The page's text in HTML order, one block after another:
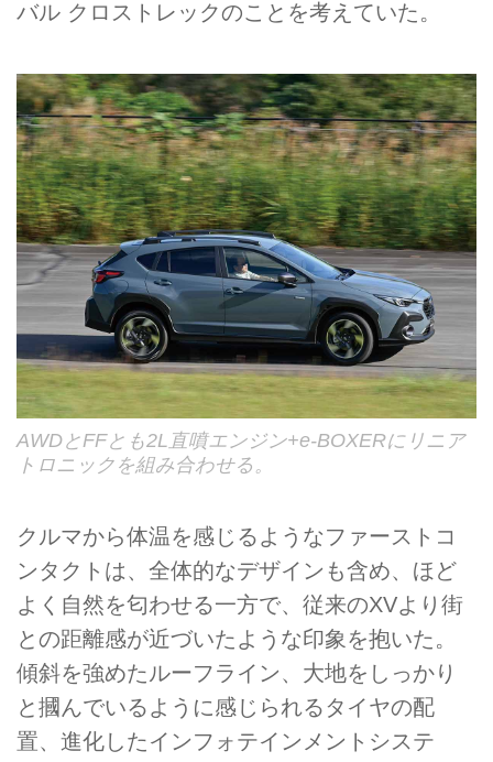
バル クロストレックのことを考えていた。
AWDとFFとも2L直噴エンジン+e-BOXERにリニア
トロニックを組み合わせる。
クルマから体温を感じるようなファーストコ
ンタクトは、全体的なデザインも含め、ほど
よく自然を匂わせる一方で、従来のXVより街
との距離感が近づいたような印象を抱いた。
傾斜を強めたルーフライン、大地をしっかり
と摑んでいるように感じられるタイヤの配
置、進化したインフォテインメントシステ